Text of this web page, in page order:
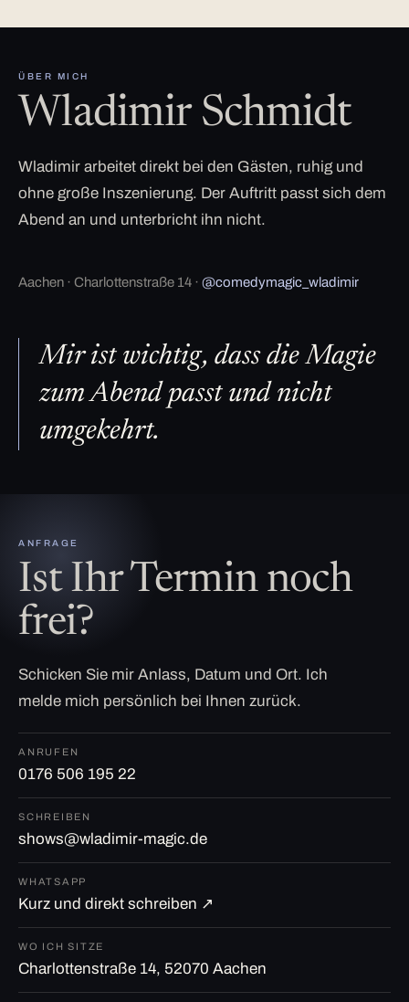
ÜBER MICH
Wladimir Schmidt
Wladimir arbeitet direkt bei den Gästen, ruhig und
ohne große Inszenierung. Der Auftritt passt sich dem
Abend an und unterbricht ihn nicht.
Aachen · Charlottenstraße 14 · @comedymagic_wladimir
Mir ist wichtig, dass die Magie
zum Abend passt und nicht
umgekehrt.
ANFRAGE
Ist Ihr Termin noch
frei?
Schicken Sie mir Anlass, Datum und Ort. Ich
melde mich persönlich bei Ihnen zurück.
ANRUFEN
0176 506 195 22
SCHREIBEN
shows@wladimir-magic.de
WHATSAPP
Kurz und direkt schreiben ↗
WO ICH SITZE
Charlottenstraße 14, 52070 Aachen